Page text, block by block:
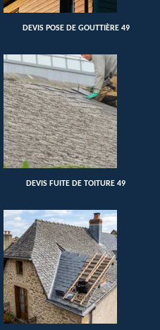
DEVIS POSE DE GOUTTIÈRE 49
DEVIS FUITE DE TOITURE 49